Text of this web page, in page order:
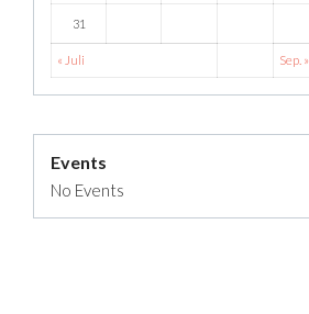
31
« Juli Sep. »
Events
No Events